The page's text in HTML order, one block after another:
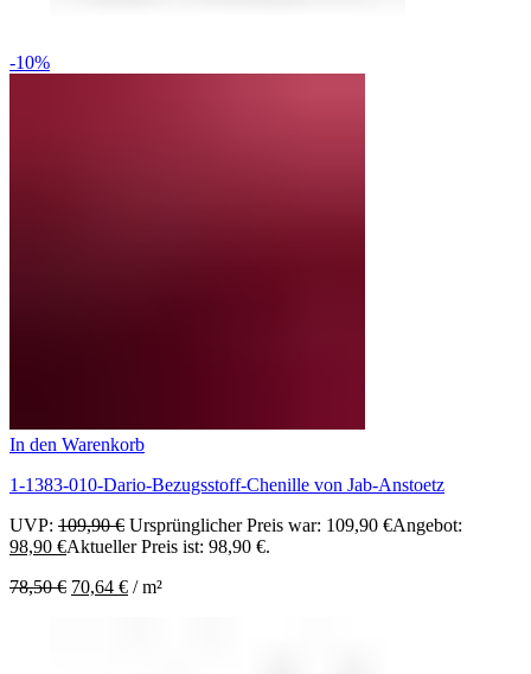
-10%
In den Warenkorb
1-1383-010-Dario-Bezugsstoff-Chenille von Jab-Anstoetz
UVP: 109,90€ Ursprünglicher Preis war: 109,90 €Angebot:
98,90 €Aktueller Preis ist: 98,90 €.
78,50€ 70,64 € /m²